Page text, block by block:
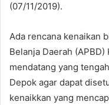
(07/11/2019).
Ada rencana kenaikan
Belanja Daerah
mendatang yang
Depok agar dapat
kenaikkan yang